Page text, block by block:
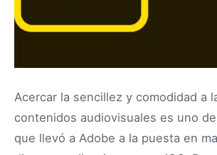
Acercar la sencillez y comodidad a
contenidos audiovisuales es uno
que llevó a Adobe a la puesta en